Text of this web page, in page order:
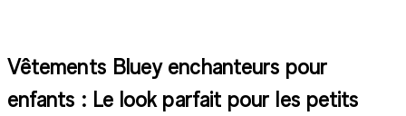
Vêtements Bluey enchanteurs pour
enfants : Le look parfait pour les petits